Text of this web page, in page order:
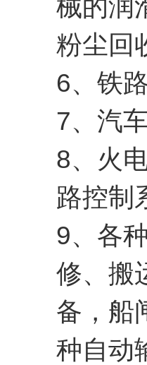
械的润
粉尘回
6、铁
7、汽
8、火
路控制
9、各
修、搬
备，船
种自动